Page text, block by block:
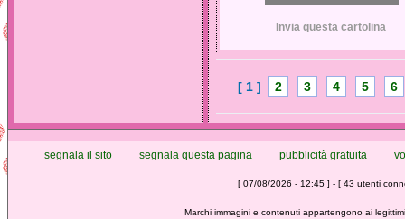
Invia questa cartolina
[ 1 ] 2 3 4 5 6
segnala il sito segnala questa pagina pubblicità gratuita
[ 07/08/2026 - 12:45 ] - [ 43 utenti
Marchi immagini e contenuti appartengono ai